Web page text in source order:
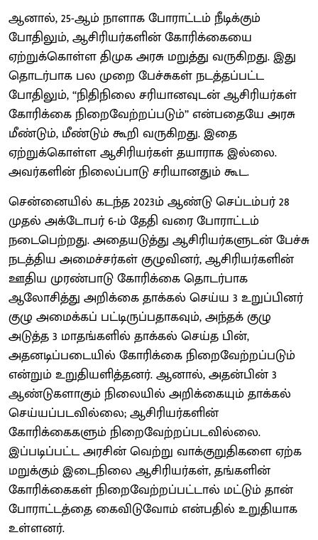
ஆனால், 25-ஆம் நாளாக போராட்டம் நீடிக்கும்
போதிலும், ஆசிரியர்களின் கோரிக்கையை
ஏற்றுக்கொள்ள திமுக அரசு மறுத்து வருகிறது. இது
தொடர்பாக பல முறை பேச்சுகள் நடத்தப்பட்ட
போதிலும், ‘‘நிதிநிலை சரியானவுடன் ஆசிரியர்கள்
கோரிக்கை நிறைவேற்றப்படும்’’ என்பதையே அரசு
மீண்டும், மீண்டும் கூறி வருகிறது. இதை
ஏற்றுக்கொள்ள ஆசிரியர்கள் தயாராக இல்லை.
அவர்களின் நிலைப்பாடு சரியானதும் கூட.
சென்னையில் கடந்த 2023ம் ஆண்டு செப்டம்பர் 28
முதல் அக்டோபர் 6-ம் தேதி வரை போராட்டம்
நடைபெற்றது. அதையடுத்து ஆசிரியர்களுடன் பேச்சு
நடத்திய அமைச்சர்கள் குழுவினர், ஆசிரியர்களின்
ஊதிய முரண்பாடு கோரிக்கை தொடர்பாக
ஆலோசித்து அறிக்கை தாக்கல் செய்ய 3 உறுப்பினர்
குழு அமைக்கப் பட்டிருப்பதாகவும், அந்தக் குழு
அடுத்த 3 மாதங்களில் தாக்கல் செய்த பின்,
அதனடிப்படையில் கோரிக்கை நிறைவேற்றப்படும்
என்றும் உறுதியளித்தனர். ஆனால், அதன்பின் 3
ஆண்டுகளாகும் நிலையில் அறிக்கையும் தாக்கல்
செய்யப்படவில்லை; ஆசிரியர்களின்
கோரிக்கைகளும் நிறைவேற்றப்படவில்லை.
இப்படிப்பட்ட அரசின் வெற்று வாக்குறுதிகளை ஏற்க
மறுக்கும் இடைநிலை ஆசிரியர்கள், தங்களின்
கோரிக்கைகள் நிறைவேற்றப்பட்டால் மட்டும் தான்
போராட்டத்தை கைவிடுவோம் என்பதில் உறுதியாக
உள்ளனர்.